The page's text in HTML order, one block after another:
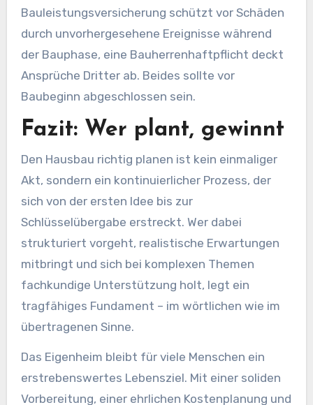
Bauleistungsversicherung schützt vor Schäden
durch unvorhergesehene Ereignisse während
der Bauphase, eine Bauherrenhaftpflicht deckt
Ansprüche Dritter ab. Beides sollte vor
Baubeginn abgeschlossen sein.
Fazit: Wer plant, gewinnt
Den Hausbau richtig planen ist kein einmaliger
Akt, sondern ein kontinuierlicher Prozess, der
sich von der ersten Idee bis zur
Schlüsselübergabe erstreckt. Wer dabei
strukturiert vorgeht, realistische Erwartungen
mitbringt und sich bei komplexen Themen
fachkundige Unterstützung holt, legt ein
tragfähiges Fundament – im wörtlichen wie im
übertragenen Sinne.
Das Eigenheim bleibt für viele Menschen ein
erstrebenswertes Lebensziel. Mit einer soliden
Vorbereitung, einer ehrlichen Kostenplanung und